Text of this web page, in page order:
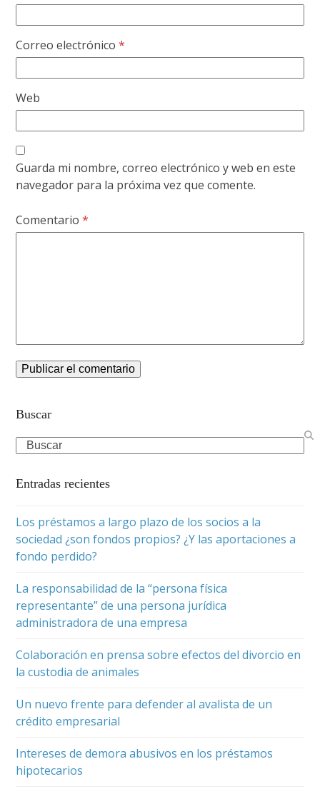
Correo electrónico*
Web
Guarda mi nombre, correo electrónico y web en este
navegador para la próxima vez que comente.
Comentario*
Buscar
Search
Entradas recientes
Los préstamos a largo plazo de los socios a la
sociedad ¿son fondos propios? ¿Y las aportaciones a
fondo perdido?
La responsabilidad de la “persona física
representante” de una persona jurídica
administradora de una empresa
Colaboración en prensa sobre efectos del divorcio en
la custodia de animales
Un nuevo frente para defender al avalista de un
crédito empresarial
Intereses de demora abusivos en los préstamos
hipotecarios